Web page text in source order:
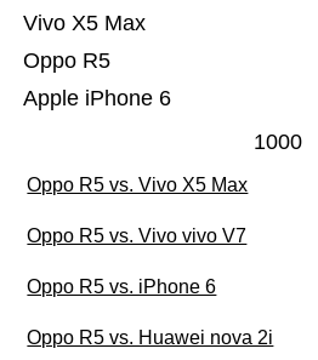
Apple iPhone 6
Oppo R5
Vivo X5 Max
1000
Oppo R5 vs. Vivo X5 Max
Oppo R5 vs. Vivo vivo V7
Oppo R5 vs. iPhone 6
Oppo R5 vs. Huawei nova 2i